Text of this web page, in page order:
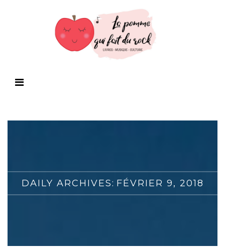
DAILY ARCHIVES: FÉVRIER 9, 2018